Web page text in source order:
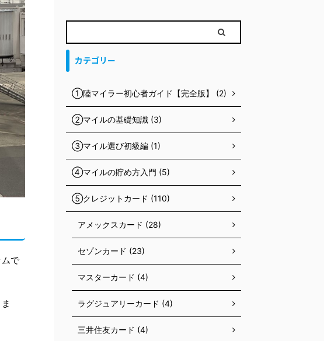
ムで
カテゴリー
①陸マイラー初心者ガイド【完全版】 (2)
②マイルの基礎知識 (3)
③マイル選び初級編 (1)
④マイルの貯め方入門 (5)
⑤クレジットカード (110)
アメックスカード (28)
セゾンカード (23)
マスターカード (4)
ラグジュアリーカード (4)
三井住友カード (4)